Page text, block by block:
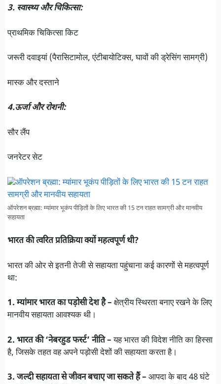
3. स्वास्थ्य और चिकित्सा:
प्राथमिक चिकित्सा किट
जरूरी दवाइयां (पैरासिटामोल, एंटीबायोटिक्स, घावों की ड्रेसिंग सामग्री)
मास्क और दस्ताने
4.ऊर्जा और रोशनी:
सौर लैंप
जनरेटर सेट
ऑपरेशन ब्रह्मा: म्यांमार भूकंप पीड़ितों के लिए भारत की 15 टन राहत सामग्री और मानवीय
सहायता
भारत की त्वरित प्रतिक्रिया क्यों महत्वपूर्ण थी?
भारत की ओर से इतनी तेजी से सहायता पहुंचाना कई कारणों से महत्वपूर्ण
था:
1. म्यांमार भारत का पड़ोसी देश है – क्षेत्रीय स्थिरता बनाए रखने के लिए
मानवीय सहायता आवश्यक थी।
2. भारत की ‘नेबरहुड फर्स्ट’ नीति –यह भारत की विदेश नीति का हिस्सा
है, जिसके तहत वह अपने पड़ोसी देशों की सहायता करता है।
3. जल्दी सहायता से जीवन बचाए जा सकते हैं – आपदा के बाद 48 घंटे